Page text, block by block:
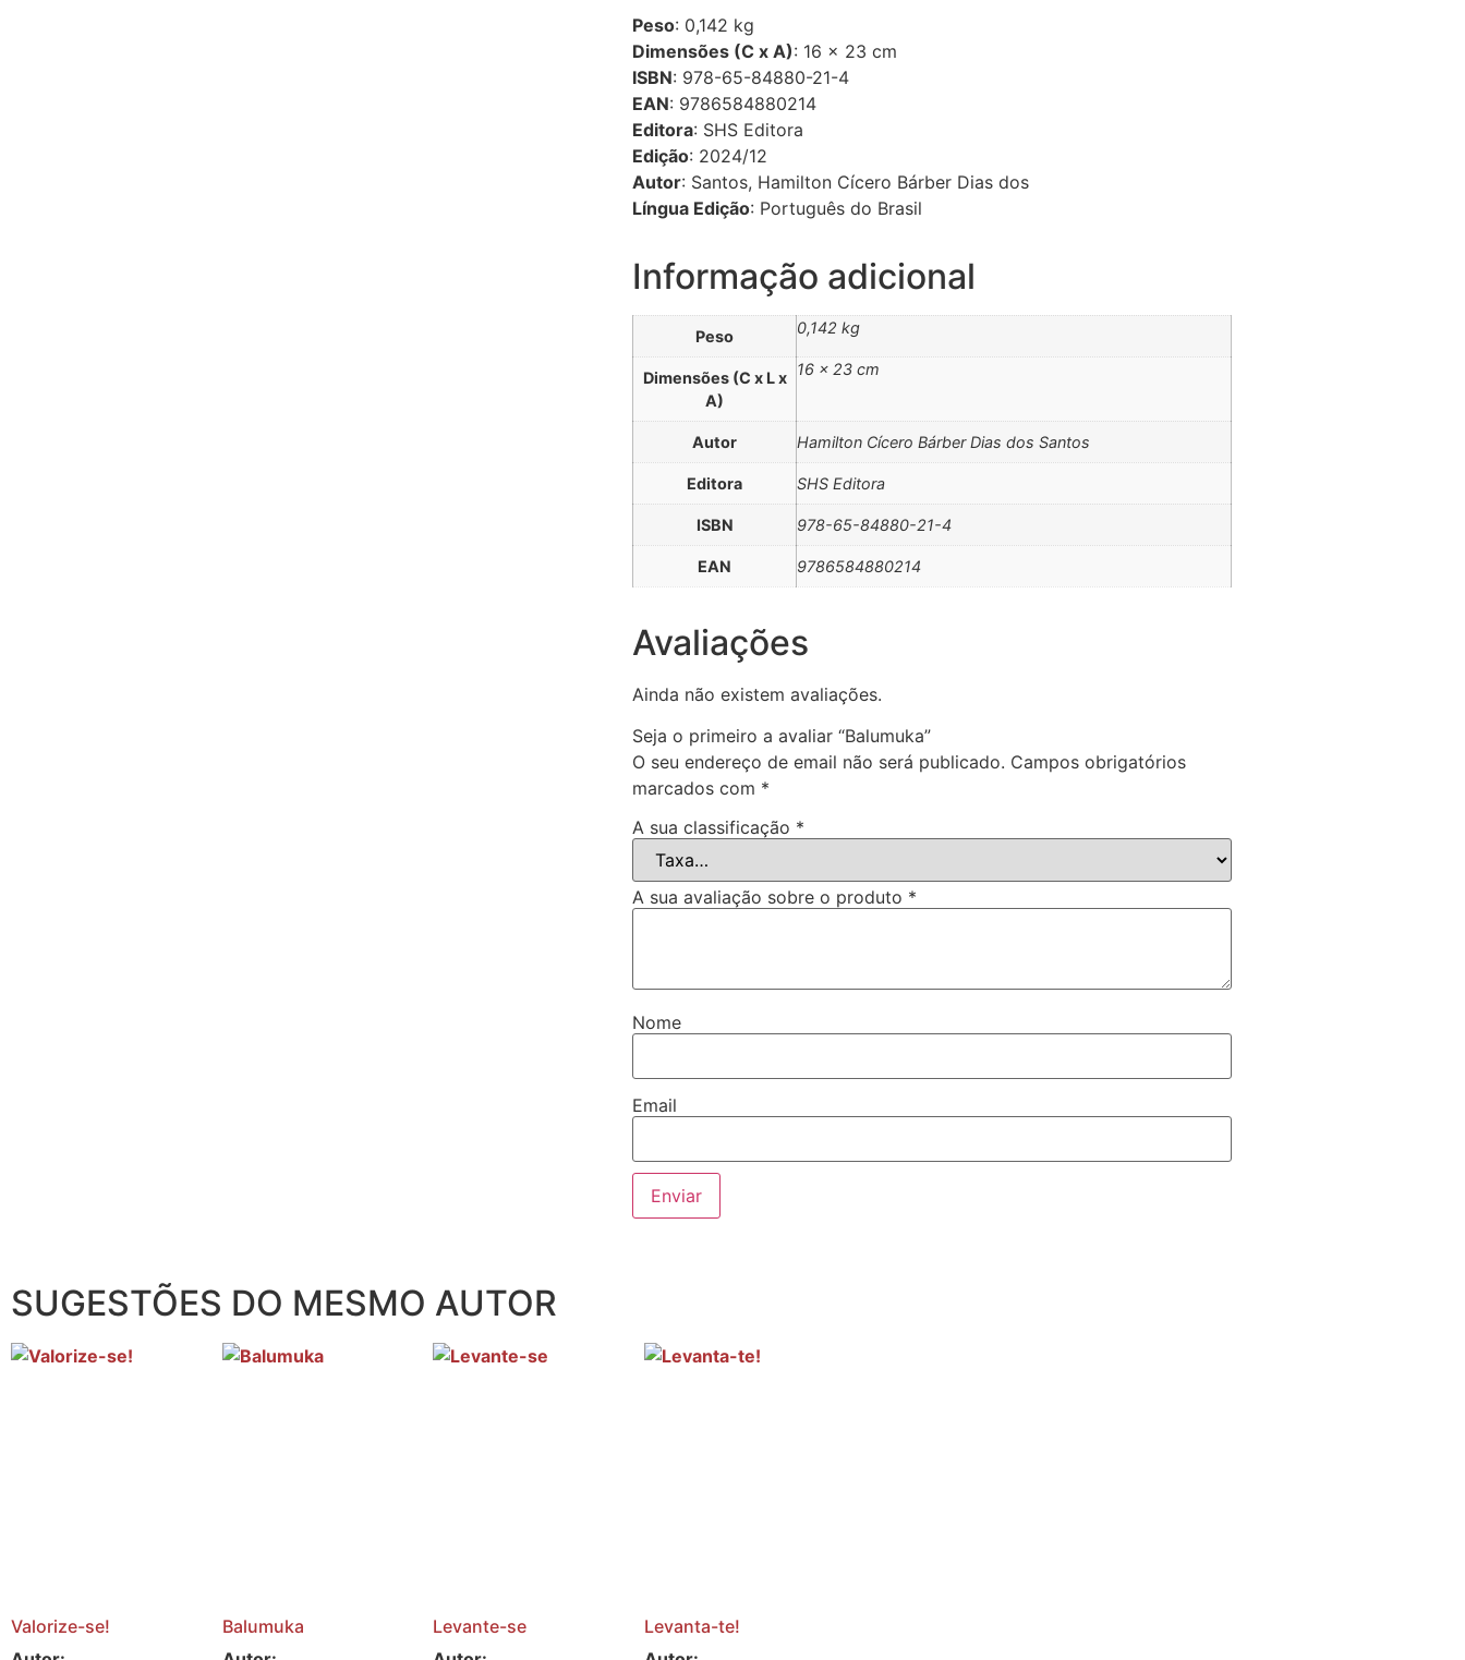
Peso: 0,142 kg
Dimensões (C x A): 16 × 23 cm
ISBN: 978-65-84880-21-4
EAN: 9786584880214
Editora: SHS Editora
Edição: 2024/12
Autor: Santos, Hamilton Cícero Bárber Dias dos
Língua Edição: Português do Brasil
Informação adicional
Peso 0,142 kg
Dimensões (C x L x
A)
16 × 23 cm
Autor Hamilton Cícero Bárber Dias dos Santos
Editora SHS Editora
ISBN 978-65-84880-21-4
EAN 9786584880214
Avaliações
Ainda não existem avaliações.
Seja o primeiro a avaliar “Balumuka”
O seu endereço de email não será publicado. Campos obrigatórios
marcados com *
A sua classificação *
A sua avaliação sobre o produto *
Nome
Email
SUGESTÕES DO MESMO AUTOR
Valorize-se!
Balumuka
Levante-se
Levanta-te!